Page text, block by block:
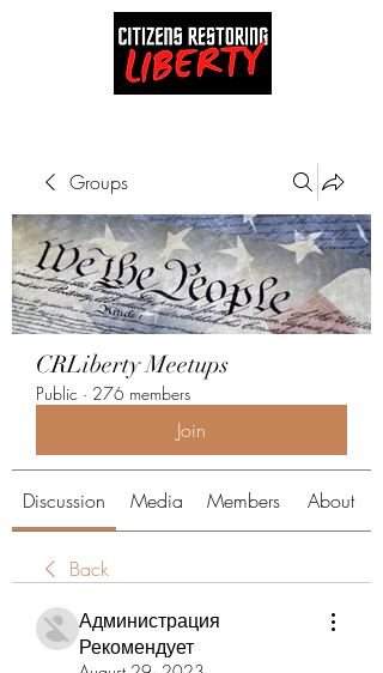
Groups
CRLiberty Meetups
Public · 276 members
Join
Discussion Media Members About
Back
Администрация
Рекомендует